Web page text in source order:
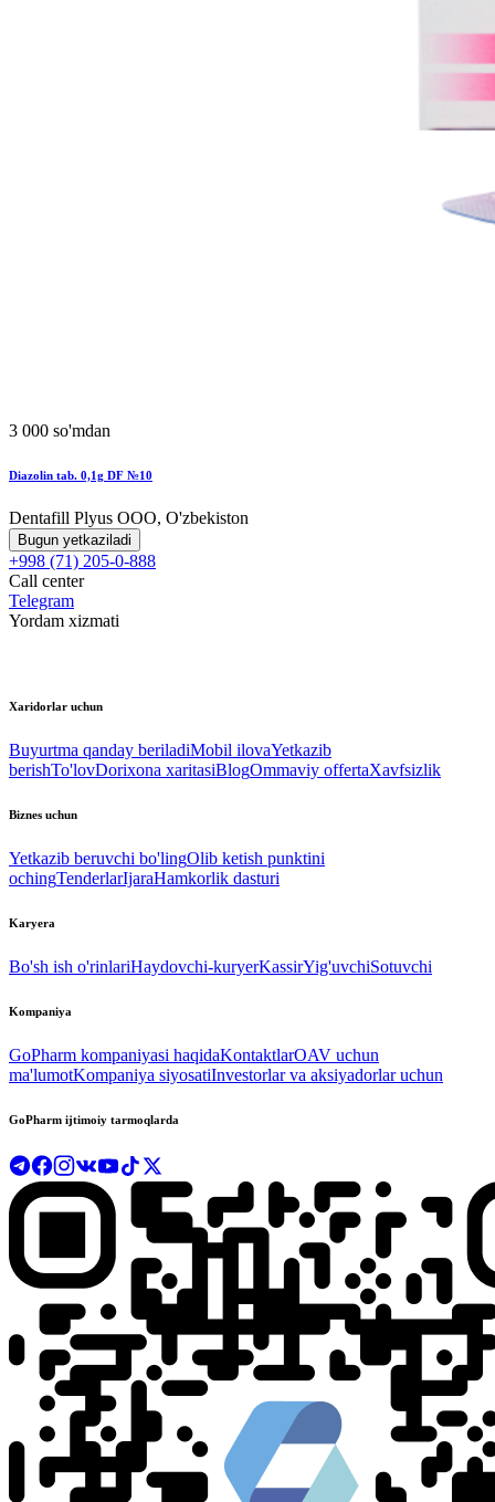
3 000 so'mdan
Diazolin tab. 0,1g DF №10
Dentafill Plyus OOO, O'zbekiston
Bugun yetkaziladi
+998 (71) 205-0-888
Call center
Telegram
Yordam xizmati
Xaridorlar uchun
Buyurtma qanday beriladiMobil ilovaYetkazib
berishTo'lovDorixona xaritasiBlogOmmaviy offertaXavfsizlik
Biznes uchun
Yetkazib beruvchi bo'lingOlib ketish punktini
ochingTenderlarIjaraHamkorlik dasturi
Karyera
Bo'sh ish o'rinlariHaydovchi-kuryerKassirYig'uvchiSotuvchi
Kompaniya
GoPharm kompaniyasi haqidaKontaktlarOAV uchun
ma'lumotKompaniya siyosatiInvestorlar va aksiyadorlar uchun
GoPharm ijtimoiy tarmoqlarda